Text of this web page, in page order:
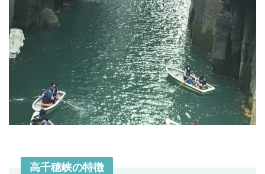
高千穂峡の特徴